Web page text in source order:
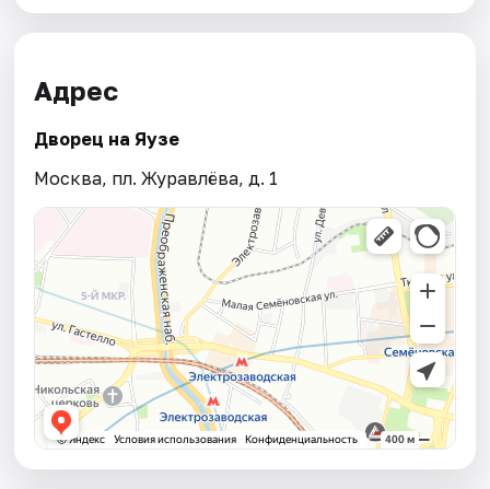
Адрес
Дворец на Яузе
Москва, пл. Журавлёва, д. 1